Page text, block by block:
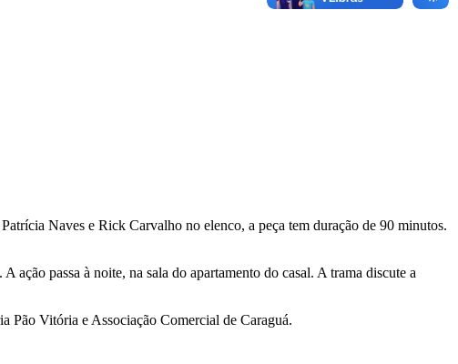
Naves e Rick Carvalho no elenco, a peça tem duração de 90 minutos.
passa à noite, na sala do apartamento do casal. A trama discute a
Pão Vitória e Associação Comercial de Caraguá.